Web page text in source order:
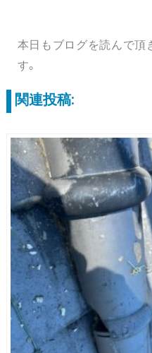
本日もブログを読んで頂
す。
関連投稿: